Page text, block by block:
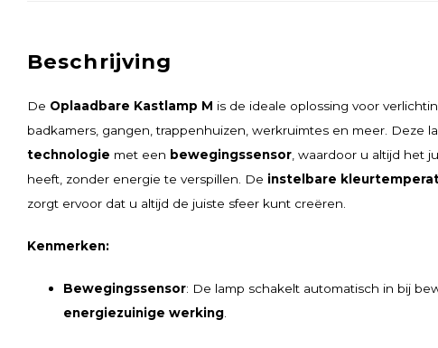
Beschrijving
De Oplaadbare Kastlamp M is de ideale oplossing voor
badkamers, gangen, trappenhuizen, werkruimtes en meer. Deze
technologie met een bewegingssensor , waardoor u altijd het
heeft, zonder energie te verspillen. De instelbare
zorgt ervoor dat u altijd de juiste sfeer kunt creëren.
Kenmerken:
Bewegingssensor: De lamp schakelt automatisch in bij
energiezuinige werking